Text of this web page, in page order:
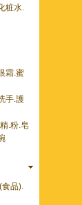
粧水.
霜.蜜
手.護
.粉.皂
食品).